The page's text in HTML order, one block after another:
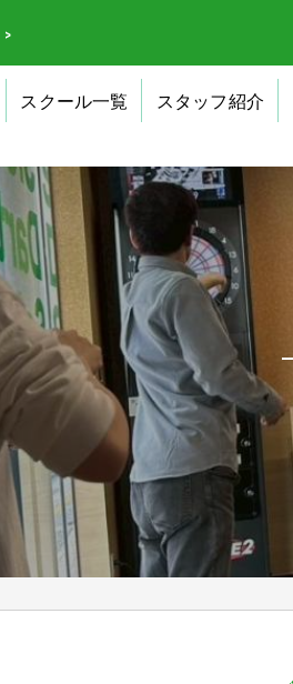
スクール一覧 スタッフ紹介